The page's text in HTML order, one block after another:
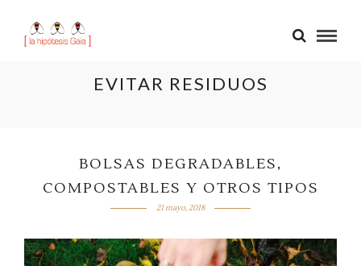
EVITAR RESIDUOS
BOLSAS DEGRADABLES,
COMPOSTABLES Y OTROS TIPOS
21 mayo, 2018